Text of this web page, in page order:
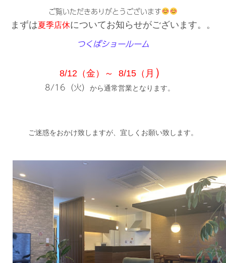
ご覧いただきありがとうございます
まずは夏季店休についてお知らせがございます。。
つくばショールーム
8/12（金）～ 8/15（月 ）
8/16（火） から通常営業となります。
ご迷惑をおかけ致しますが、宜しくお願い致します。